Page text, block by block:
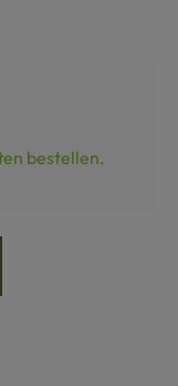
bestellen.